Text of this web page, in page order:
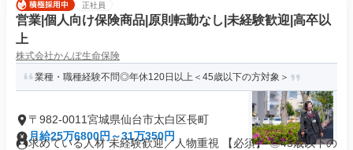
正社員
営業|個人向け保険商品|原則転勤なし|未経験歓迎|高卒以
上
株式会社かんぽ生命保険
業種・職種経験不問◎年休120日以上＜45歳以下の方対象＞
〒982-0011宮城県仙台市太白区長町
月給25万6800円～31万350円
求めている人材 未経験歓迎／人物重視 【必須】 ◎45歳以下の